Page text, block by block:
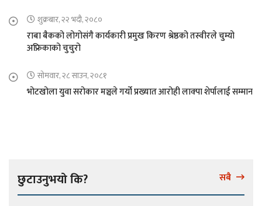
शुक्रबार, २२ भदौ, २०८०
राबा बैकको लोगोसंगै कार्यकारी प्रमुख किरण श्रेष्ठको तस्वीरले चुम्यो
अफ्रिकाको चुचुरो
सोमवार, २८ साउन, २०८१
भोटखोला युवा सरोकार मञ्चले गर्यो प्रख्यात आरोही लाक्पा शेर्पालाई सम्मान
छुटाउनुभयो कि? सबै